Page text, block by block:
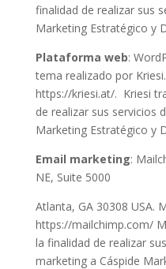
finalidad de realizar sus
Marketing Estratégico y
Plataforma web:
tema realizado por
https://kriesi.at/. Kriesi
de realizar sus servicios
Marketing Estratégico y
Email marketing:
NE, Suite 5000
Atlanta, GA 30308 USA.
https://mailchimp.com/
la finalidad de realizar
marketing a Cáspide